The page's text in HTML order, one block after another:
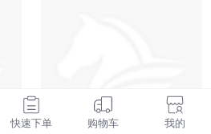
快速下单 购物车 我的